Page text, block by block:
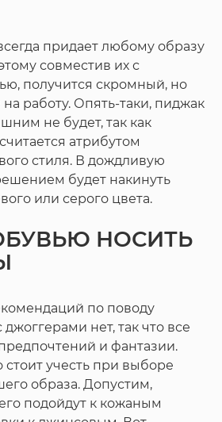
придает любому образу
совместив их с
получится скромный, но
работу. Опять-таки, пиджак
не будет, так как
атрибутом
стиля. В дождливую
будет накинуть
или серого цвета.
НОСИТЬ
по поводу
нет, так что все
и фантазии.
стоит учесть при выборе
образа. Допустим,
подойдут к кожаным